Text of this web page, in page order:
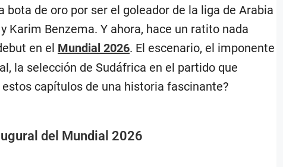
de oro por ser el goleador de la liga de Arabia
Karim Benzema. Y ahora, hace un ratito nada
en el Mundial 2026. El escenario, el imponente
la selección de Sudáfrica en el partido que
capítulos de una historia fascinante?
del Mundial 2026